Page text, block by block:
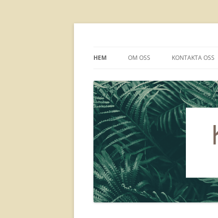
HEM OM OSS KONTAKTA OSS